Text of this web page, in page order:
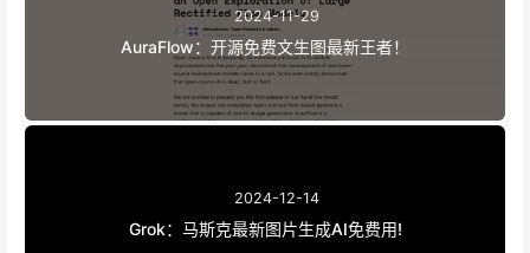
2024-11-29
AuraFlow：开源免费文生图最新王者！
2024-12-14
Grok：马斯克最新图片生成AI免费用!